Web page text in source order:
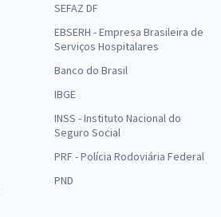
SEFAZ DF
EBSERH - Empresa Brasileira de
Serviços Hospitalares
Banco do Brasil
IBGE
INSS - Instituto Nacional do
Seguro Social
PRF - Polícia Rodoviária Federal
PND